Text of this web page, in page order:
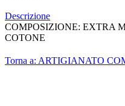
Descrizione
COMPOSIZIONE: EXTRA
COTONE
Torna a: ARTIGIANATO